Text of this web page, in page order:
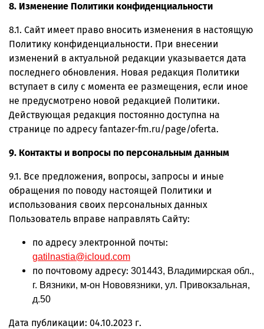
8. Изменение Политики конфиденциальности
8.1. Сайт имеет право вносить изменения в настоящую
Политику конфиденциальности. При внесении
изменений в актуальной редакции указывается дата
последнего обновления. Новая редакция Политики
вступает в силу с момента ее размещения, если иное
не предусмотрено новой редакцией Политики.
Действующая редакция постоянно доступна на
странице по адресу fantazer-fm.ru/page/oferta.
9. Контакты и вопросы по персональным данным
9.1. Все предложения, вопросы, запросы и иные
обращения по поводу настоящей Политики и
использования своих персональных данных
Пользователь вправе направлять Сайту:
по адресу электронной почты:
gatilnastia@icloud.com
по почтовому адресу: 301443, Владимирская обл.,
г. Вязники, м-он Нововязники, ул. Привокзальная,
д.50
Дата публикации: 04.10.2023 г.